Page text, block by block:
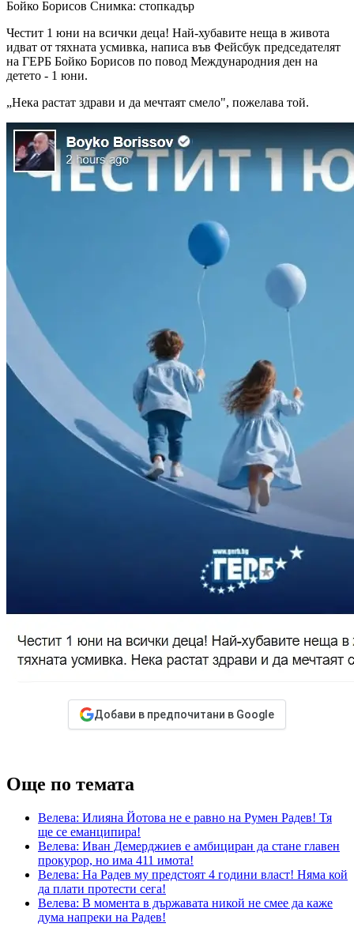
Бойко Борисов Снимка: стопкадър
Честит 1 юни на всички деца! Най-хубавите неща в живота
идват от тяхната усмивка, написа във Фейсбук председателят
на ГЕРБ Бойко Борисов по повод Международния ден на
детето - 1 юни.
„Нека растат здрави и да мечтаят смело", пожелава той.
Добави в предпочитани в Google
Още по темата
Велева: Илияна Йотова не е равно на Румен Радев! Тя
ще се еманципира!
Велева: Иван Демерджиев е амбициран да стане главен
прокурор, но има 411 имота!
Велева: На Радев му предстоят 4 години власт! Няма кой
да плати протести сега!
Велева: В момента в държавата никой не смее да каже
дума напреки на Радев!